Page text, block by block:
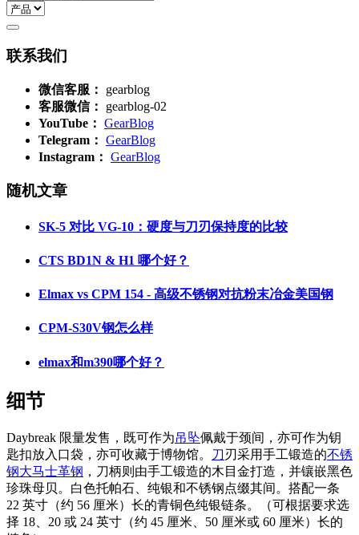
联系我们
微信客服：
gearblog
客服微信：
gearblog-02
YouTube： GearBlog
Telegram： GearBlog
Instagram： GearBlog
随机文章
SK-5 对比 VG-10：硬度与刀刃保持度的比较
CTS BD1N & H1 哪个好？
Elmax vs CPM 154 - 高级不锈钢对抗粉末冶金美国钢
CPM-S30V钢怎么样
elmax和m390哪个好？
细节
Daybreak 限量发售，既可作为吊坠佩戴于颈间，亦可作为钥
匙扣放入口袋，亦可收藏于博物馆。
刀 刃采用手工锻造的不锈
钢大马士革钢 ，刀柄则由手工锻造的木目金打造，并镶嵌黑色
珍珠母贝。白色托帕石、纯银和不锈钢点缀其间。搭配一条
22 英寸（约 56 厘米）长的青铜色纯银链条。（可根据要求选
择 18、20 或 24 英寸（约 45 厘米、50 厘米或 60 厘米）长的